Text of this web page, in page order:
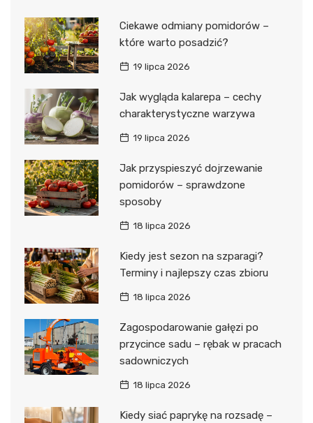
Ciekawe odmiany pomidorów –
które warto posadzić?
19 lipca 2026
Jak wygląda kalarepa – cechy
charakterystyczne warzywa
19 lipca 2026
Jak przyspieszyć dojrzewanie
pomidorów – sprawdzone
sposoby
18 lipca 2026
Kiedy jest sezon na szparagi?
Terminy i najlepszy czas zbioru
18 lipca 2026
Zagospodarowanie gałęzi po
przycince sadu – rębak w pracach
sadowniczych
18 lipca 2026
Kiedy siać paprykę na rozsadę –